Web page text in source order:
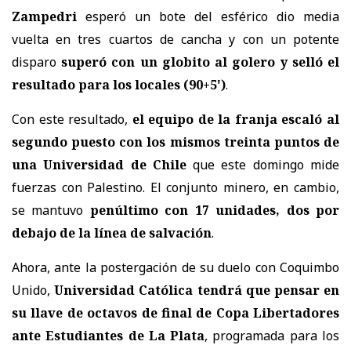
Zampedri esperó un bote del esférico dio media
vuelta en tres cuartos de cancha y con un potente
disparosuperó con un globito al golero y selló el
resultado para los locales (90+5').
Con este resultado, el equipo de la franja escaló al
segundo puesto con los mismos treinta puntos de
una Universidad de Chileque este domingo mide
fuerzas con Palestino. El conjunto minero, en cambio,
se mantuvo penúltimo con 17 unidades, dos por
debajo de la línea de salvación.
Ahora, ante la postergación de su duelo con Coquimbo
Unido,Universidad Católica tendrá que pensar en
su llave de octavos de final de Copa Libertadores
ante Estudiantes de La Plata, programada para los